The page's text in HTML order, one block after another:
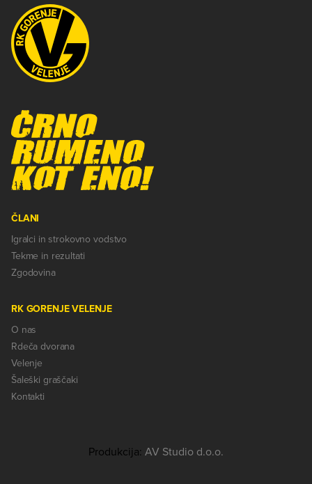
ČLANI
Igralci in strokovno vodstvo
Tekme in rezultati
Zgodovina
RK GORENJE VELENJE
O nas
Rdeča dvorana
Velenje
Šaleški graščaki
Kontakti
Produkcija: AV Studio d.o.o.